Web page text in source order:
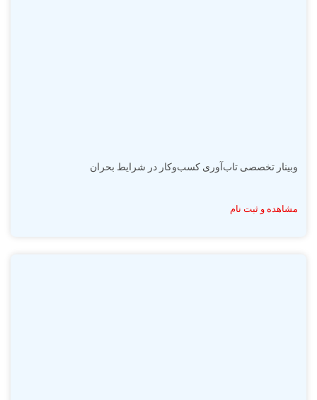
وبینار تخصصی تاب‌آوری کسب‌وکار در شرایط بحران
مشاهده و ثبت نام